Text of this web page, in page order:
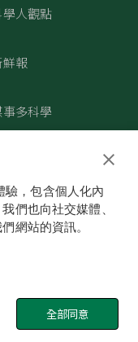
人觀點
報
事多科學
OF NATURE
驗，包含個人化內
們也向社交媒體、
網站的資訊。
全部同意